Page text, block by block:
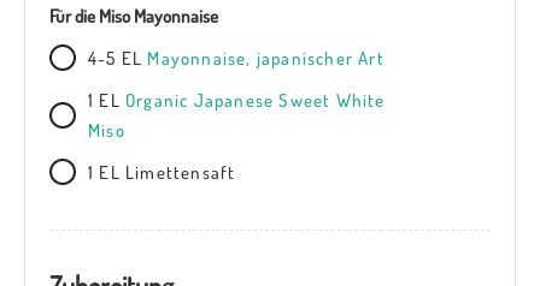
Für die Miso Mayonnaise
4-5 EL Mayonnaise, japanischer Art
1 EL Organic Japanese Sweet White
Miso
1 EL Limettensaft